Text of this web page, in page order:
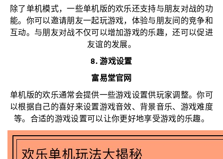
除了单机模式，一些单机版的欢乐还支持与朋友对战的功
能。你可以邀请朋友一起玩游戏，体验与朋友间的竞争和
互动。与朋友对战不仅可以增加游戏的乐趣，还可以促进
友谊的发展。
8. 游戏设置
富易堂官网
单机版的欢乐通常会提供一些游戏设置供玩家调整。你可
以根据自己的喜好来设置游戏音效、背景音乐、游戏难度
等。合适的游戏设置可以让你更好地享受游戏的乐趣。